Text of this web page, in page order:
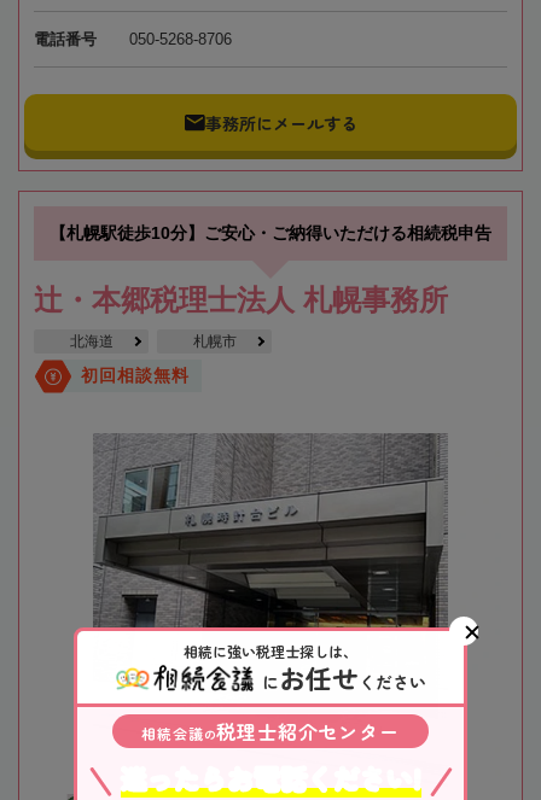
電話番号 050-5268-8706
事務所にメールする
【札幌駅徒歩10分】ご安心・ご納得いただける相続税申告
辻・本郷税理士法人 札幌事務所
北海道 札幌市
初回相談無料
相続に強い税理士探しは、
にお任せ ください
相続会議の税理士紹介センター